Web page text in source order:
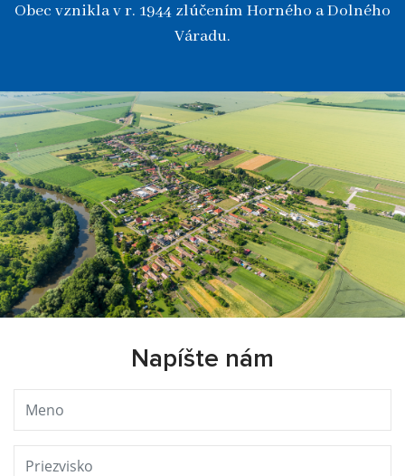
Obec vznikla v r. 1944 zlúčením Horného a Dolného
Váradu.
Napíšte nám